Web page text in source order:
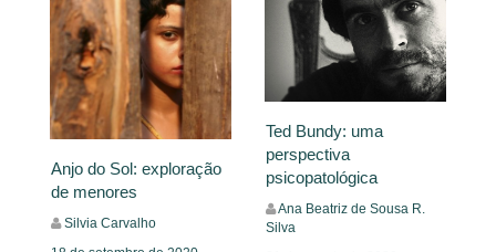
Anjo do Sol: exploração
de menores
Silvia Carvalho
Ted Bundy: uma
perspectiva
psicopatológica
Ana Beatriz de Sousa R.
Silva